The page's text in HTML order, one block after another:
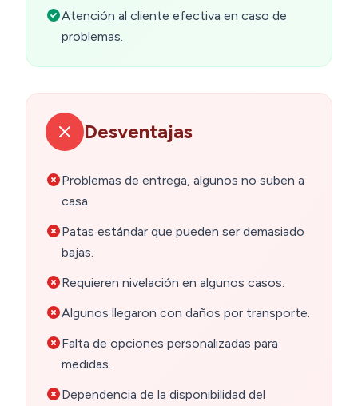
Atención al cliente efectiva en caso de
problemas.
Desventajas
Problemas de entrega, algunos no suben a
casa.
Patas estándar que pueden ser demasiado
bajas.
Requieren nivelación en algunos casos.
Algunos llegaron con daños por transporte.
Falta de opciones personalizadas para
medidas.
Dependencia de la disponibilidad del